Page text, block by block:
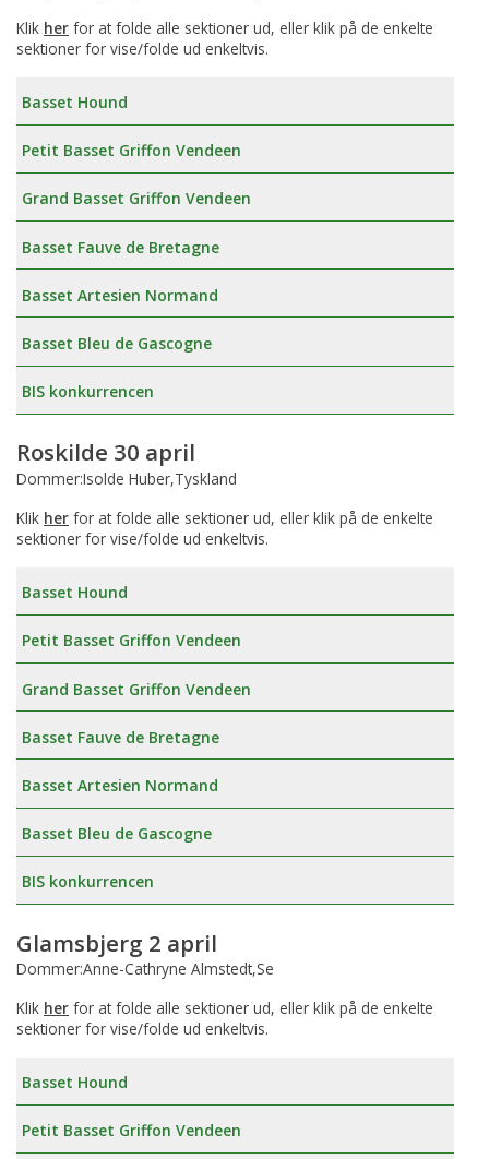
Klik her for at folde alle sektioner ud, eller klik på de enkelte
sektioner for vise/folde ud enkeltvis.
Basset Hound
Petit Basset Griffon Vendeen
Grand Basset Griffon Vendeen
Basset Fauve de Bretagne
Basset Artesien Normand
Basset Bleu de Gascogne
BIS konkurrencen
Roskilde 30 april
Dommer:Isolde Huber,Tyskland
Klik her for at folde alle sektioner ud, eller klik på de enkelte
sektioner for vise/folde ud enkeltvis.
Basset Hound
Petit Basset Griffon Vendeen
Grand Basset Griffon Vendeen
Basset Fauve de Bretagne
Basset Artesien Normand
Basset Bleu de Gascogne
BIS konkurrencen
Glamsbjerg 2 april
Dommer:Anne-Cathryne Almstedt,Se
Klik her for at folde alle sektioner ud, eller klik på de enkelte
sektioner for vise/folde ud enkeltvis.
Basset Hound
Petit Basset Griffon Vendeen